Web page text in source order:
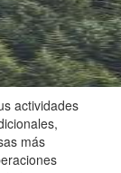
actividades
más